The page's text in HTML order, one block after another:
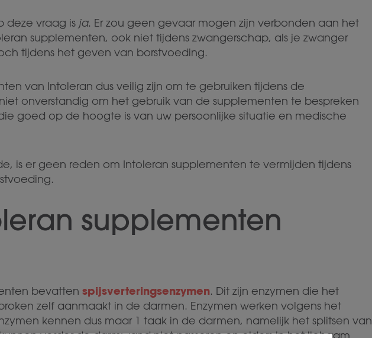
deze vraag is ja. Er zou geen gevaar mogen zijn verbonden aan het
supplementen, ook niet tijdens zwangerschap, als je zwanger
tijdens het geven van borstvoeding.
van Intoleran dus veilig zijn om te gebruiken tijdens de
onverstandig om het gebruik van de supplementen te bespreken
goed op de hoogte is van uw persoonlijke situatie en medische
is er geen reden om Intoleran supplementen te vermijden tijdens
supplementen
bevatten spijsverteringsenzymen. Dit zijn enzymen die het
zelf aanmaakt in de darmen. Enzymen werken volgens het
kennen dus maar 1 taak in de darmen, namelijk het splitsen van